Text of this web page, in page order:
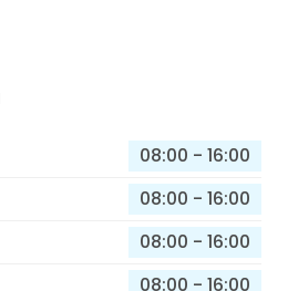
08:00 - 16:00
08:00 - 16:00
08:00 - 16:00
08:00 - 16:00